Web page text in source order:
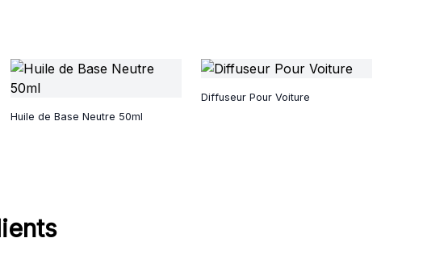
Huile de Base Neutre 50ml
Diffuseur Pour Voiture